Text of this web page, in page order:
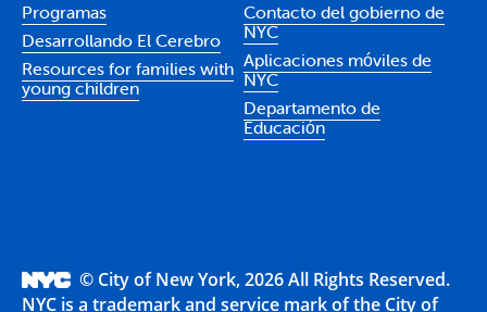
Programas
Desarrollando El Cerebro
Resources for families with
young children
Contacto del gobierno de
NYC
Aplicaciones móviles de
NYC
Departamento de
Educación
© City of New York, 2026 All Rights Reserved.
NYC is a trademark and service mark of the City of